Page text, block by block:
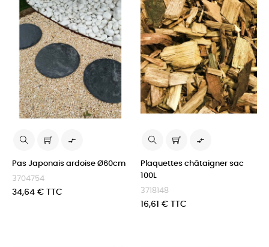

Pas Japonais ardoise Ø60cm
3704754
Prix
34,64 € TTC

Plaquettes châtaigner sac
100L
3718148
Prix
16,61 € TTC